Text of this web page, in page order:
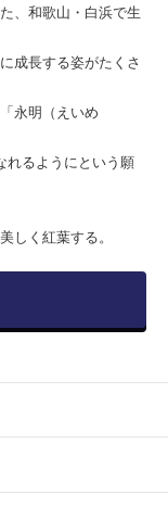
、和歌山・白浜で生
成長する姿がたくさ
永明（えいめ
れるようにという願
しく紅葉する。